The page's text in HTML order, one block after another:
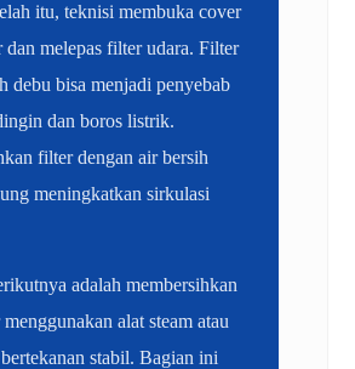
itu, teknisi membuka cover
dan melepas filter udara. Filter
debu bisa menjadi penyebab
dan boros listrik.
filter dengan air bersih
meningkatkan sirkulasi
adalah membersihkan
alat steam atau
stabil. Bagian ini